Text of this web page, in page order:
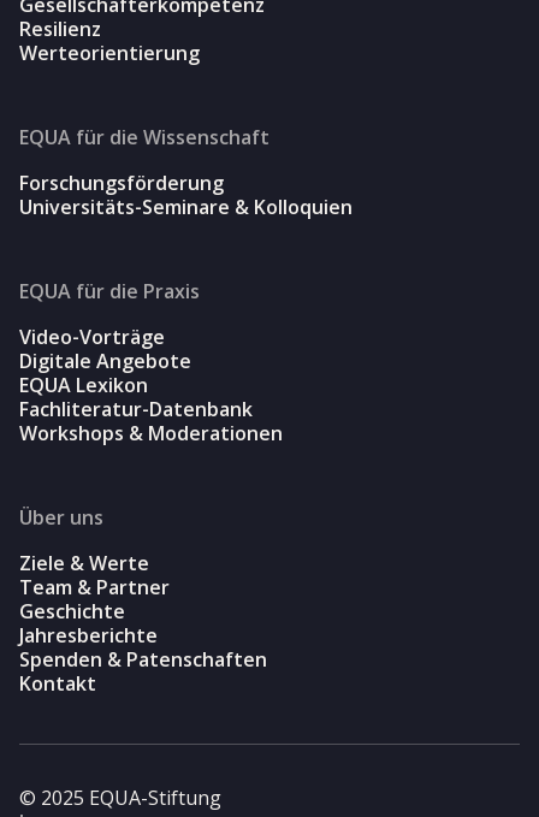
Resilienz
Werteorientierung
EQUA für die Wissenschaft
Forschungsförderung
Universitäts-Seminare & Kolloquien
EQUA für die Praxis
Video-Vorträge
Digitale Angebote
EQUA Lexikon
Fachliteratur-Datenbank
Workshops & Moderationen
Über uns
Ziele & Werte
Team & Partner
Geschichte
Jahresberichte
Spenden & Patenschaften
Kontakt
© 2025 EQUA-Stiftung